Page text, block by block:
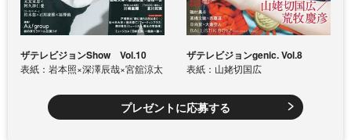
ザテレビジョンShow Vol.10
表紙：岩本照×深澤辰哉×宮舘涼太
ザテレビジョンgenic. Vol.8
表紙：山姥切国広
プレゼントに応募する